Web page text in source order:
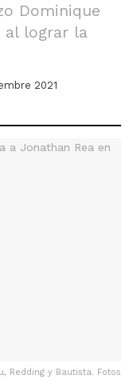
Dominique
al lograr la
2021
Redding y Bautista. Fotos